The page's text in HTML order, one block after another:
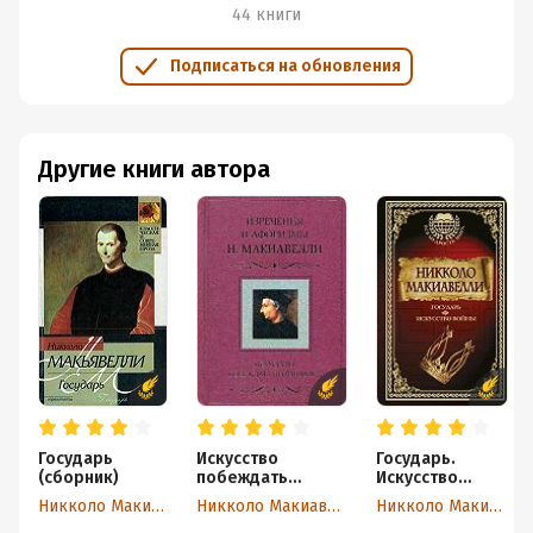
власти правителя (правитель — посланник Бога на
религии (в частности, мы говорим о христианстве, а
государство», как многие делали до него, а
«человеческое государство», где всё зависит от
установок, действий, характера, способностей самого
человека. Дальше, я хочу остановиться на идеях Н.
Макиавелли, но я не буду подробно расписывать их так
как на это уйдёт слишком много времени (обсуждать
можно долго, очень долго).Какие бывают формы
правления, по мнению Н. Макиавелли?
Все
государства делятся на республики и монархии
(принципаты); в свою же очередь монархии бывают
наследственными или новыми (Н. Макиавелли по
большей части будет обращаться именно к новым
44 книги
Подписаться на обновления
Другие книги автора
Государь
(сборник)
Никколо Макиавелли
Искусство
побеждать
противника.
Изречения и
Никколо Макиавелли
Государь.
Искусство
войны
Никколо Макиавелли